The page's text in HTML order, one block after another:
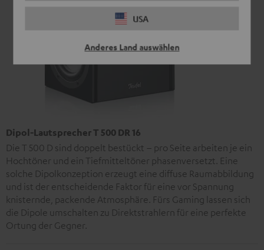
USA
Anderes Land auswählen
Dipol-Lautsprecher T 500 DR 16
Die T 500 D sind doppelt bestückt – pro Seite arbeiten je ein
Hochtöner und ein Tiefmitteltöner phasenversetzt. Eine
solche Dipolkonzeption erzeugt eine diffuse Raumabbildung
und ist der entscheidende Faktor für eine vor Spannung
knisternde, packende Atmosphäre. Fürs Gaming lassen sich
die Dipole umschalten zu Direktstrahlern für eine perfekte
Ortung der Gegner.